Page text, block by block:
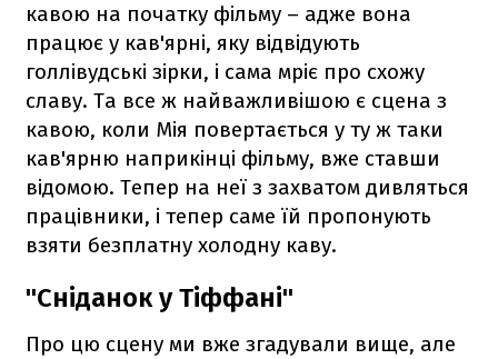
кавою на початку фільму – адже вона
працює у кав'ярні, яку відвідують
голлівудські зірки, і сама мріє про схожу
славу. Та все ж найважливішою є сцена з
кавою, коли Мія повертається у ту ж таки
кав'ярню наприкінці фільму, вже ставши
відомою. Тепер на неї з захватом дивляться
працівники, і тепер саме їй пропонують
взяти безплатну холодну каву.
"Сніданок у Тіффані"
Про цю сцену ми вже згадували вище, але